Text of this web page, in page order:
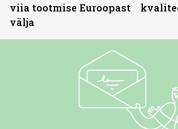
viia tootmise Euroopast
välja